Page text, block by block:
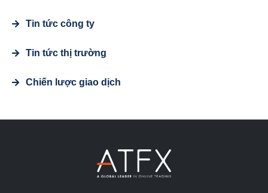
Tin tức công ty
Tin tức thị trường
Chiến lược giao dịch